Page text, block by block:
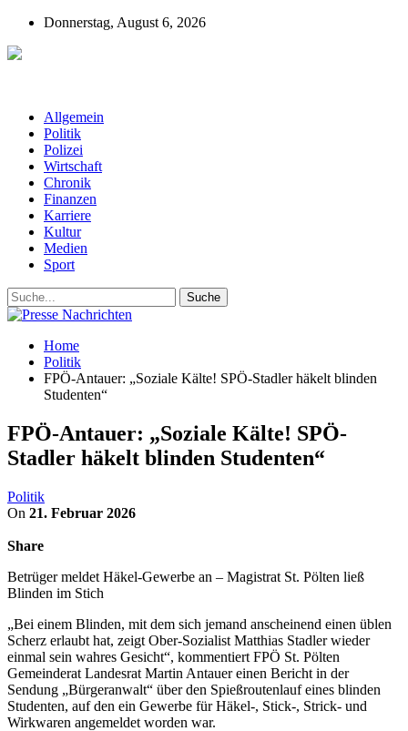
Donnerstag, August 6, 2026
Allgemein
Politik
Polizei
Wirtschaft
Chronik
Finanzen
Karriere
Kultur
Medien
Sport
Home
Politik
FPÖ-Antauer: „Soziale Kälte! SPÖ-Stadler häkelt blinden
Studenten“
FPÖ-Antauer: „Soziale Kälte! SPÖ-
Stadler häkelt blinden Studenten“
Politik
On 21. Februar 2026
Share
Betrüger meldet Häkel-Gewerbe an – Magistrat St. Pölten ließ
Blinden im Stich
„Bei einem Blinden, mit dem sich jemand anscheinend einen üblen
Scherz erlaubt hat, zeigt Ober-Sozialist Matthias Stadler wieder
einmal sein wahres Gesicht“, kommentiert FPÖ St. Pölten
Gemeinderat Landesrat Martin Antauer einen Bericht in der
Sendung „Bürgeranwalt“ über den Spießroutenlauf eines blinden
Studenten, auf den ein Gewerbe für Häkel-, Stick-, Strick- und
Wirkwaren angemeldet worden war.